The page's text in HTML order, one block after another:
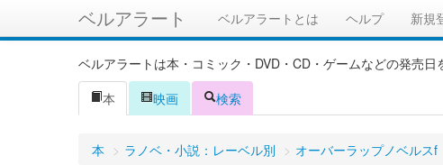
ベルアラート ベルアラートとは ヘルプ 新規
ベルアラートは本・コミック・DVD・CD・ゲームなどの発売日
本
映画 検索
本 > ラノベ・小説：レーベル別 > オーバーラップノベルスf